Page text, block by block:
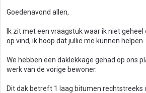
Goedenavond allen,
Ik zit met een vraagstuk waar ik niet
op vind, ik hoop dat jullie me kunnen helpen.
We hebben een daklekkage gehad op ons
werk van de vorige bewoner.
Dit dak betreft 1 laag bitumen rechtstreeks